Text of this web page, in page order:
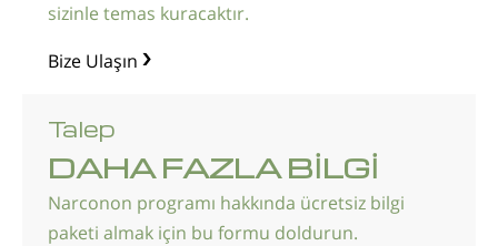
sizinle temas kuracaktır.
Bize Ulaşın
Talep
DAHA FAZLA BİLGİ
Narconon programı hakkında ücretsiz bilgi
paketi almak için bu formu doldurun.